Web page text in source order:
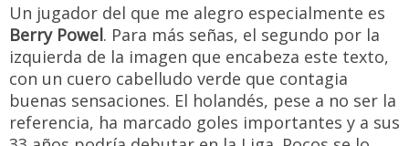
Un jugador del que me alegro especialmente es
Berry Powel. Para más señas, el segundo por la
izquierda de la imagen que encabeza este texto,
con un cuero cabelludo verde que contagia
buenas sensaciones. El holandés, pese a no ser la
referencia, ha marcado goles importantes y a sus